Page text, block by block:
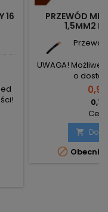
16
PRZEWÓD
1,5MM2
UWAGA! Możliwe
o
0,92

